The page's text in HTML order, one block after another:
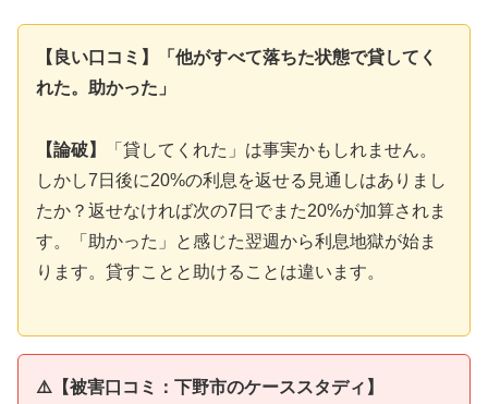
【良い口コミ】「他がすべて落ちた状態で貸してく
れた。助かった」
【論破】
「貸してくれた」は事実かもしれません。
しかし7日後に20%の利息を返せる見通しはありまし
たか？返せなければ次の7日でまた20%が加算されま
す。「助かった」と感じた翌週から利息地獄が始ま
ります。貸すことと助けることは違います。
⚠️【被害口コミ：下野市のケーススタディ】